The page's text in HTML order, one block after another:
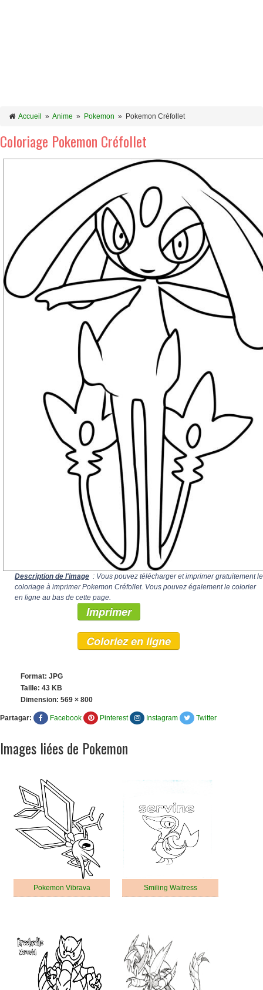
Accueil » Anime » Pokemon » Pokemon Créfollet
Coloriage Pokemon Créfollet
Description de l'image : Vous pouvez télécharger et imprimer gratuitement le
coloriage à imprimer Pokemon Créfollet. Vous pouvez également le colorier
en ligne au bas de cette page.
Imprimer
Coloriez en ligne
Format: JPG
Taille: 43 KB
Dimension: 569 × 800
Partagar: Facebook Pinterest Instagram Twitter
Images liées de Pokemon
Pokemon Vibrava Smiling Waitress